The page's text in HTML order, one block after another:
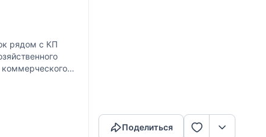
рядом с КП
коммерческого
Поделиться